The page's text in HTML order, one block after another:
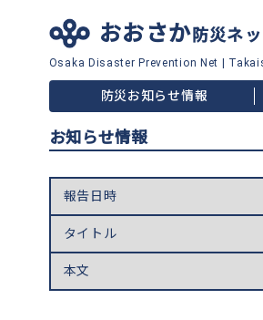
おおさか防災ネ
Osaka Disaster Prevention Net
防災お知らせ情報
お知らせ情報
報告日時
タイトル
本文